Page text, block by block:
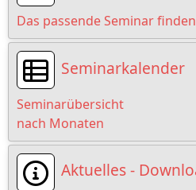
Loading
Loading
Loading
Loading
Loading
Das passende Seminar
Seminarkalender
Seminarübersicht
nach Monaten
Aktuelles -